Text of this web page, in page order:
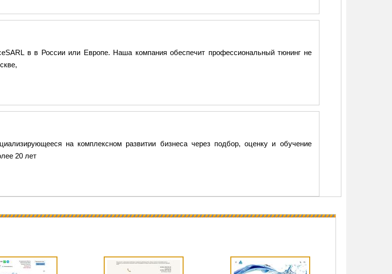
в в России или Европе. Наша компания обеспечит профессиональный тюнинг не
на комплексном развитии бизнеса через подбор, оценку и обучение
20 лет